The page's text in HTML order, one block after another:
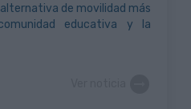
de movilidad más
educativa y la